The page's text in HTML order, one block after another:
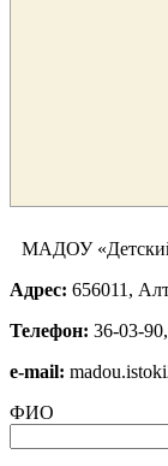
МАДОУ
Адрес: 656011,
Телефон: 36-03-
е-mail:
ФИО